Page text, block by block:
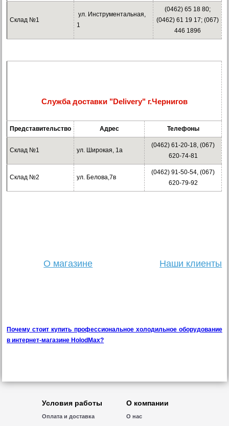
Склад №1
ул. Инструментальная,
1
(0462) 65 18 80;
(0462) 61 19 17; (067)
446 1896
Служба доставки "Delivery" г.Чернигов
Представительство Адрес Телефоны
Склад №1 ул. Широкая, 1а
(0462) 61-20-18, (067)
620-74-81
Склад №2 ул. Белова,7в
(0462) 91-50-54, (067)
620-79-92
О магазине Наши клиенты
Почему стоит купить профессиональное холодильное оборудование
в интернет-магазине HolodMax?
Условия работы
Оплата и доставка
О компании
О нас